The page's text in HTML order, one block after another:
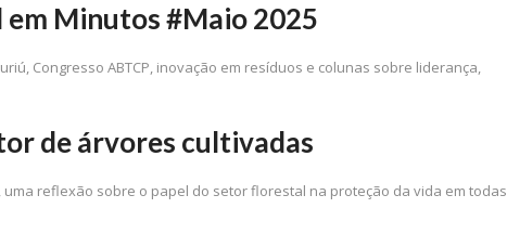
em Minutos #Maio 2025
Congresso ABTCP, inovação em resíduos e colunas sobre liderança,
de árvores cultivadas
reflexão sobre o papel do setor florestal na proteção da vida em todas